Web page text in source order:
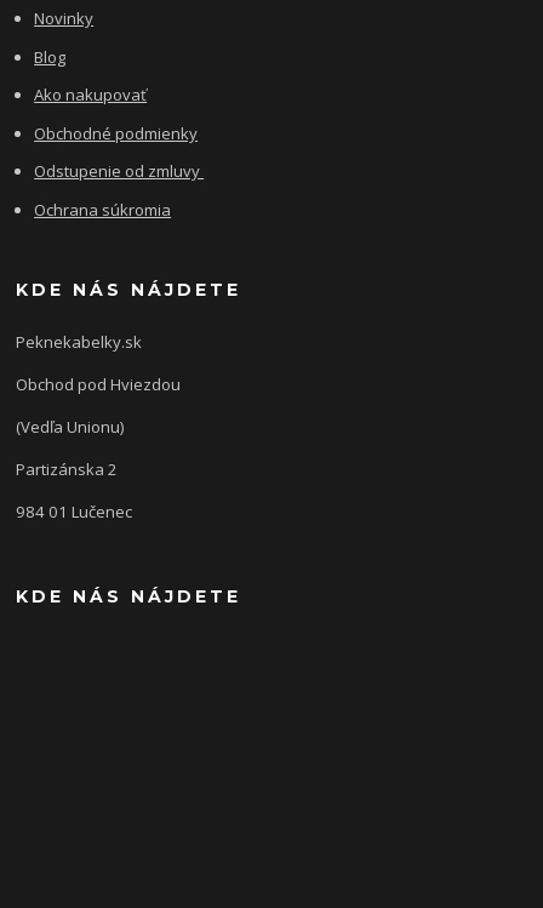
Novinky
Blog
Ako nakupovať
Obchodné podmienky
Odstupenie od zmluvy
Ochrana súkromia
KDE NÁS NÁJDETE
Peknekabelky.sk
Obchod pod Hviezdou
(Vedľa Unionu)
Partizánska 2
984 01 Lučenec
KDE NÁS NÁJDETE